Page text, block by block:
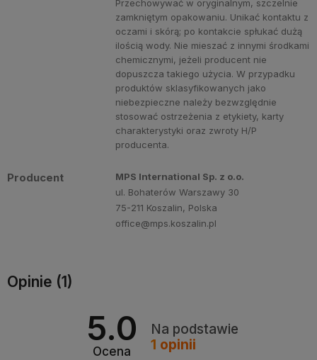
Przechowywać w oryginalnym, szczelnie
zamkniętym opakowaniu. Unikać kontaktu z
oczami i skórą; po kontakcie spłukać dużą
ilością wody. Nie mieszać z innymi środkami
chemicznymi, jeżeli producent nie
dopuszcza takiego użycia. W przypadku
produktów sklasyfikowanych jako
niebezpieczne należy bezwzględnie
stosować ostrzeżenia z etykiety, karty
charakterystyki oraz zwroty H/P
producenta.
Producent
MPS International Sp. z o.o.
ul. Bohaterów Warszawy 30
75-211 Koszalin, Polska
office@mps.koszalin.pl
Opinie (1)
5.0
Ocena
Na podstawie
1 opinii